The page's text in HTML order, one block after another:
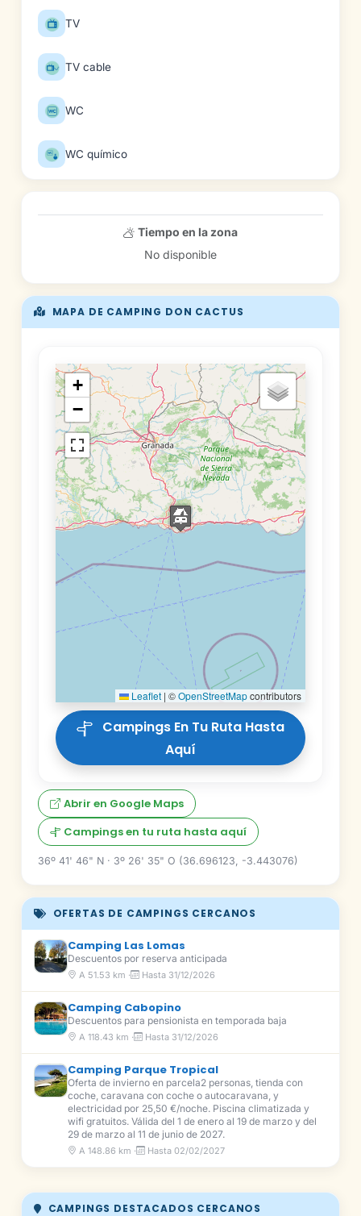
TV
TV cable
WC
WC químico
MAPA DE CAMPING DON CACTUS
+
−
Leaflet | ©OpenStreetMapcontributors
Aquí
Abrir en Google Maps
Campings en tu ruta hasta aquí
36º 41' 46" N · 3º 26' 35" O (36.696123, -3.443076)
OFERTAS DE CAMPINGS CERCANOS
Camping Las Lomas
Descuentos por reserva anticipada
A 51.53 km · Hasta 31/12/2026
Camping Cabopino
Descuentos para pensionista en temporada baja
A 118.43 km · Hasta 31/12/2026
Camping Parque Tropical
Oferta de invierno en parcela2 personas, tienda con
coche, caravana con coche o autocaravana, y
electricidad por 25,50 €/noche. Piscina climatizada y
wifi gratuitos. Válida del 1 de enero al 19 de marzo y del
29 de marzo al 11 de junio de 2027.
A 148.86 km · Hasta 02/02/2027
Tiempo en la zona
No disponible
CAMPINGS DESTACADOS CERCANOS